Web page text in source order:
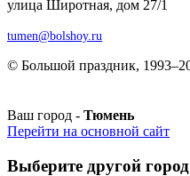
улица Широтная, дом 27/1
tumen@bolshoy.ru
© Большой праздник,
Ваш город - Тюмень
Перейти на основной сайт
Выберите другой